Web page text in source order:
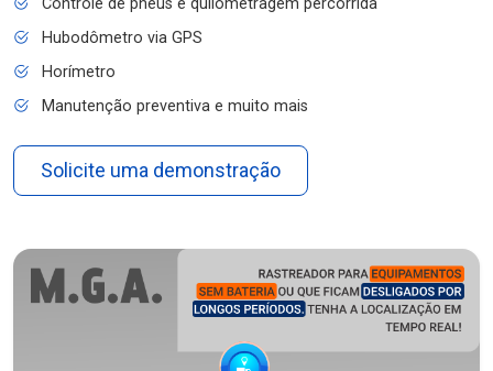
Controle de pneus e quilometragem percorrida
Hubodômetro via GPS
Horímetro
Manutenção preventiva e muito mais
Solicite uma demonstração